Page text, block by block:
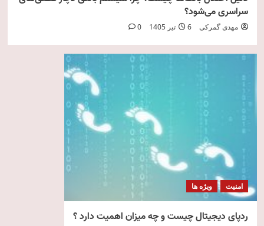
سراسری می‌شود؟
مهدی گمرکی 6 تیر 1405 0
امنیت ویژه ها
ردپای دیجیتال چیست و چه میزان اهمیت دارد ؟